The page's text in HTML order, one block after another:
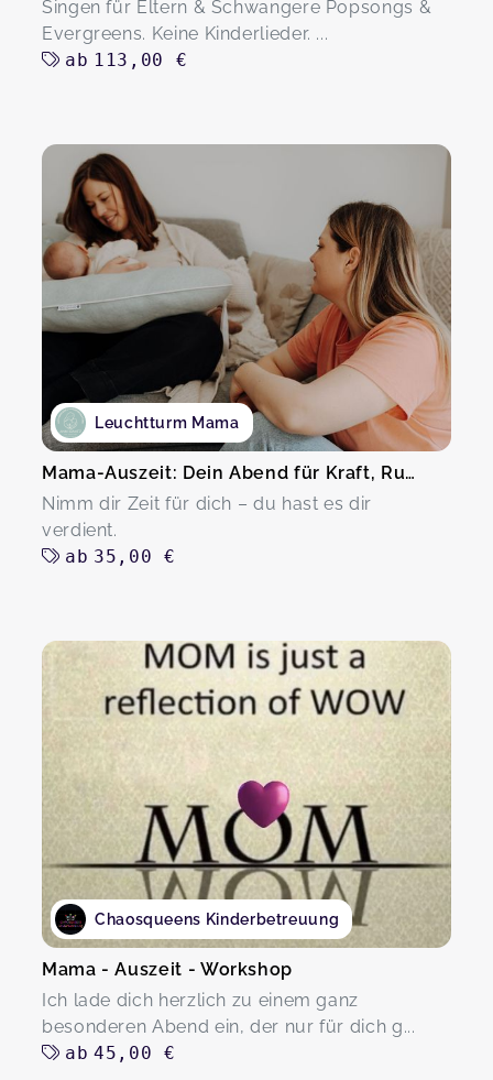
Singen für Eltern & Schwangere Popsongs &
Evergreens. Keine Kinderlieder. ...
ab 113,00 €
Leuchtturm Mama
Mama-Auszeit: Dein Abend für Kraft, Ruhe & Austausch
Nimm dir Zeit für dich – du hast es dir
verdient.
ab 35,00 €
Chaosqueens Kinderbetreuung
Mama - Auszeit - Workshop
Ich lade dich herzlich zu einem ganz
besonderen Abend ein, der nur für dich g...
ab 45,00 €